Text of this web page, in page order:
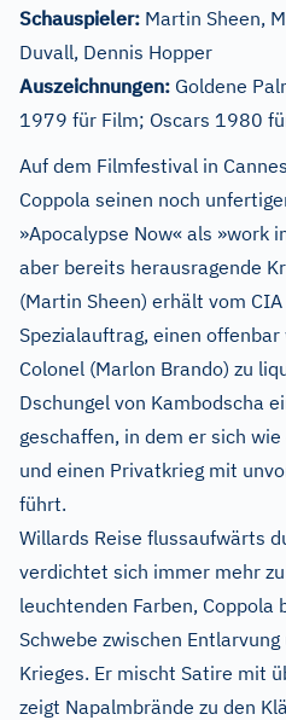
Schauspieler: Martin Sheen,
Duvall, Dennis Hopper
Auszeichnungen: Goldene
1979 für Film; Oscars 1980
Auf dem Filmfestival in
Coppola seinen noch
»Apocalypse Now« als »work
aber bereits herausragende
(Martin Sheen) erhält vom
Spezialauftrag, einen
Colonel (Marlon Brando) zu
Dschungel von Kambodscha
geschaffen, in dem er sich
und einen Privatkrieg mit
führt.
Willards Reise flussaufwärts
verdichtet sich immer mehr
leuchtenden Farben,
Schwebe zwischen
Krieges. Er mischt Satire mit
zeigt Napalmbrände zu den